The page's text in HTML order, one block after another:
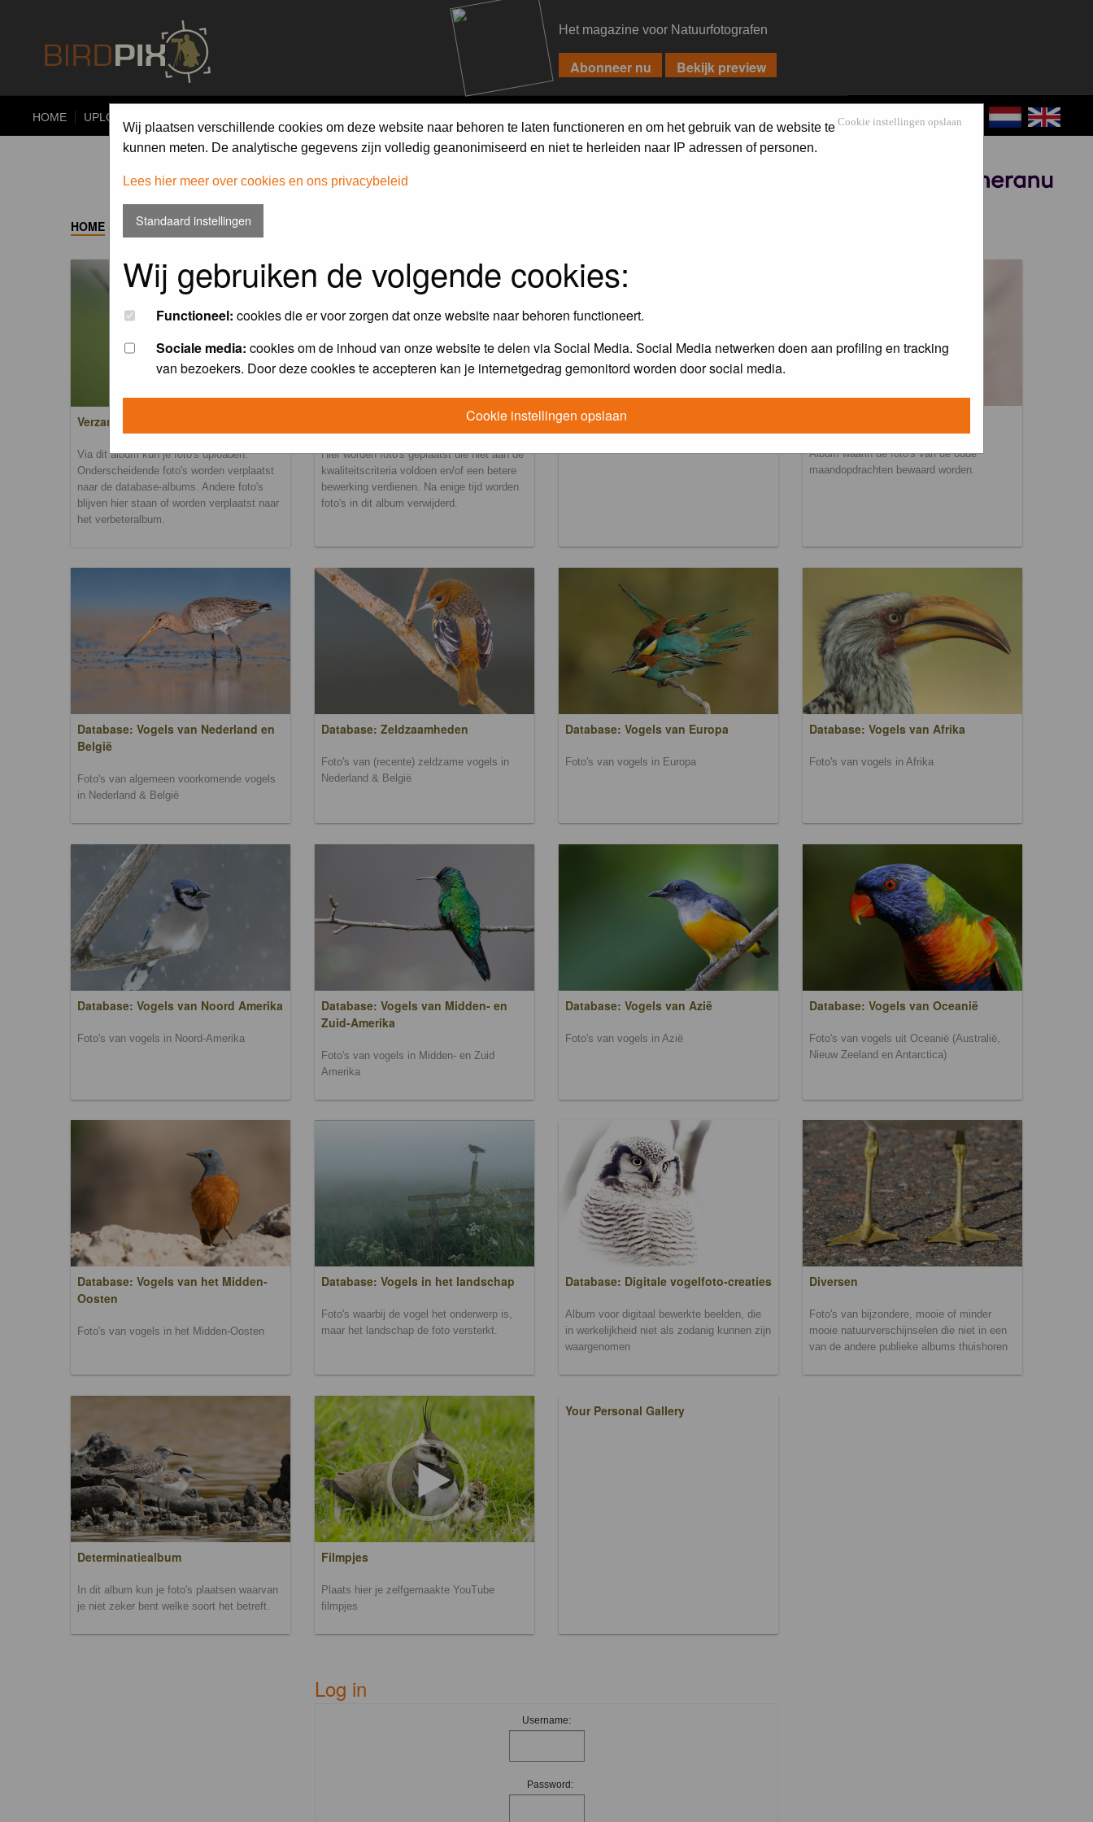
Het magazine voor Natuurfotografen
HOME UPLOAD Cookie instellingen opslaan
Wij plaatsen verschillende cookies om deze website naar behoren te laten functioneren en om het gebruik van de website te
kunnen meten. De analytische gegevens zijn volledig geanonimiseerd en niet te herleiden naar IP adressen of personen.
Lees hier meer over cookies en ons privacybeleid
Standaard instellingen
Wij gebruiken de volgende cookies:
Functioneel: cookies die er voor zorgen dat onze website naar behoren functioneert.
Sociale media: cookies om de inhoud van onze website te delen via Social Media. Social Media netwerken doen aan profiling en tracking
van bezoekers. Door deze cookies te accepteren kan je internetgedrag gemonitord worden door social media.
Cookie instellingen opslaan
HOME -> ALBUM
Verzamel- en uploadalbum
Via dit album kun je foto's uploaden.
Onderscheidende foto's worden verplaatst
naar de database-albums. Andere foto's
blijven hier staan of worden verplaatst naar
het verbeteralbum.
Hier worden foto's geplaatst die niet aan de
kwaliteitscriteria voldoen en/of een betere
bewerking verdienen. Na enige tijd worden
foto's in dit album verwijderd.
Maandopdracht
maandopdracht.
Album waarin de foto's van de oude
maandopdrachten bewaard worden.
Database: Vogels van Nederland en
België
Foto's van algemeen voorkomende vogels
in Nederland & België
Database: Zeldzaamheden
Foto's van (recente) zeldzame vogels in
Nederland & België
Database: Vogels van Europa
Foto's van vogels in Europa
Database: Vogels van Afrika
Foto's van vogels in Afrika
Database: Vogels van Noord Amerika
Foto's van vogels in Noord-Amerika
Database: Vogels van Midden- en
Zuid-Amerika
Foto's van vogels in Midden- en Zuid
Amerika
Database: Vogels van Azië
Foto's van vogels in Azië
Database: Vogels van Oceanië
Foto's van vogels uit Oceanië (Australië,
Nieuw Zeeland en Antarctica)
Database: Vogels van het Midden-
Oosten
Foto's van vogels in het Midden-Oosten
Database: Vogels in het landschap
Foto's waarbij de vogel het onderwerp is,
maar het landschap de foto versterkt.
Database: Digitale vogelfoto-creaties
Album voor digitaal bewerkte beelden, die
in werkelijkheid niet als zodanig kunnen zijn
waargenomen
Diversen
Foto's van bijzondere, mooie of minder
mooie natuurverschijnselen die niet in een
van de andere publieke albums thuishoren
Determinatiealbum
In dit album kun je foto's plaatsen waarvan
je niet zeker bent welke soort het betreft.
Filmpjes
Plaats hier je zelfgemaakte YouTube
filmpjes
Your Personal Gallery
Log in
Username:
Password: